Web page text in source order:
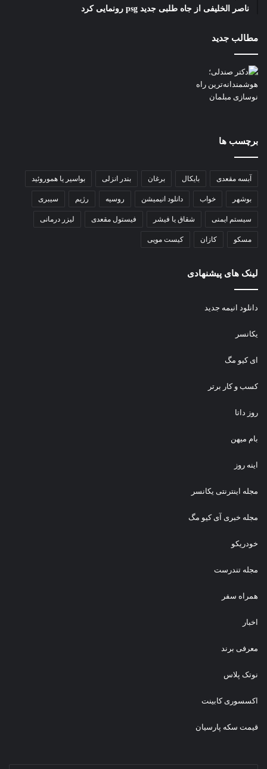
ناصر الخلیفی از جاه طلبی جدید psg رونمایی کرد
مطالب جدید
برچسب ها
آبسه مقعدی بایکال برغان بندر انزلی بواسیر یا هموروئید
بوشهر خواب دانلود انیمیشن روسیه رژیم سیبری
سیستم ایمنی شقاق یا فیشر فیستول مقعدی لیزر درمانی
مسکو کازان کیست مویی
لینک های پیشنهادی
دانلود انیمه جدید
یکانسر
ای کیو مگ
کسب و کار برتر
روز داتا
بام میهن
اینه روز
مجله اینترنتی یکانسر
مجله خبری آی کیو مگ
خودریکو
مجله‌ تندرست
همراه سفر
اخبار
معرفی برند
نوتک پلاس
اکسسوری کابینت
قیمت سکه پارسیان